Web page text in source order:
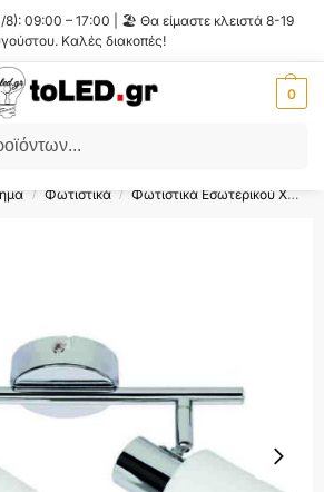
09:00 – 17:00 | 🏖️ Θα είμαστε κλειστά 8-19
Καλές διακοπές!
0
Έκπτωση με τον κωδικό
/ Φωτιστικά / Φωτιστικά Εσωτερικού Χώρου